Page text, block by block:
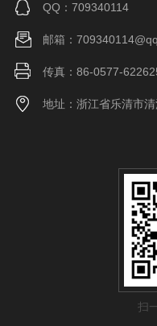
QQ：709340114
邮箱：
传真：86-0577-
地址：浙江省乐清市
扫